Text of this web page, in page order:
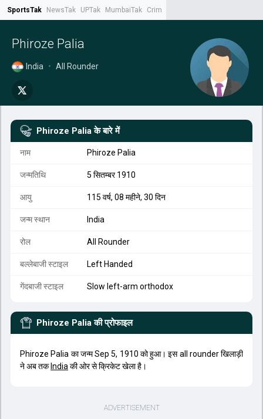
SportsTak NewsTak UPTak MumbaiTak CrimeTak
Phiroze Palia
India • All Rounder
Phiroze Palia के बारे में
नाम Phiroze Palia
जन्मतिथि 5 सितम्बर 1910
आयु 115 वर्ष, 08 महीने, 30 दिन
जन्म स्थान India
रोल All Rounder
बल्लेबाजी स्टाइल Left Handed
गेंदबाजी स्टाइल Slow left-arm orthodox
Phiroze Palia की प्रोफाइल
Phiroze Palia का जन्म Sep 5, 1910 को हुआ। इस all rounder खिलाड़ी
ने अब तक India की ओर से क्रिकेट खेला है।